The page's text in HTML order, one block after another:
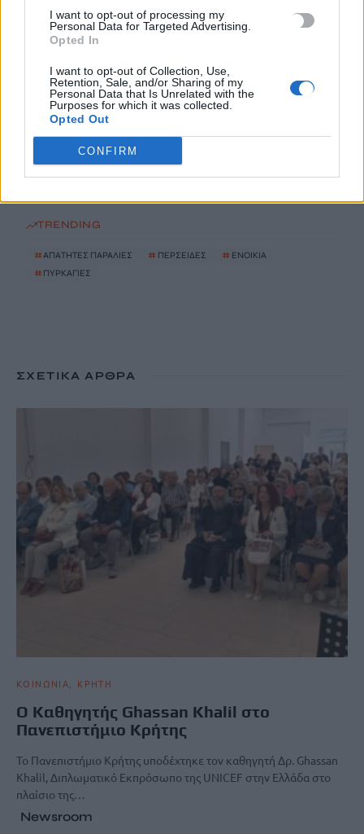
I want to opt-out of processing my
Personal Data for Targeted Advertising.
Opted In
I want to opt-out of Collection, Use,
Retention, Sale, and/or Sharing of my
Personal Data that Is Unrelated with the
Purposes for which it was collected.
Opted Out
CONFIRM
Επίδομα €391 από τον ΟΠΕΚΑ, χωρίς εισοδηματικά κριτήρια:
8 Αυγούστου, 2026
Θεατρική αφήγηση «Έρευσεν ύδωρ» στο Δημοτικό Σχολείο
Κεφαλά
8 Αυγούστου, 2026
TRENDING
#ΑΠΑΤΗΤΕΣ ΠΑΡΑΛΙΕΣ # ΠΕΡΣΕΙΔΕΣ # ΕΝΟΙΚΙΑ
# ΠΥΡΚΑΓΙΕΣ
ΣΧΕΤΙΚΆ ΆΡΘΡΑ
ΚΟΙΝΩΝΙΑ ΚΡΗΤΗ
Ο Καθηγητής Ghassan Khalil στο
Πανεπιστήμιο Κρήτης
Το Πανεπιστήμιο Κρήτης υποδέχτηκε τον καθηγητή Δρ. Ghassan
Khalil, Διπλωματικό Εκπρόσωπο της UNICEF στην Ελλάδα στο
πλαίσιο της…
Newsroom